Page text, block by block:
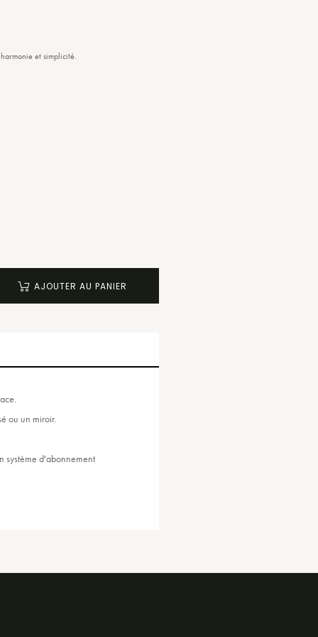
et simplicité.
AJOUTER AU PANIER
ou un miroir.
système d'abonnement